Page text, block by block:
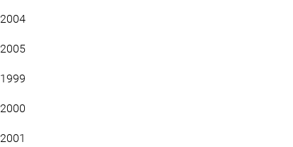
2004
2005
1999
2000
2001